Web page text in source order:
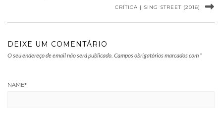
CRÍTICA | SING STREET (2016)
DEIXE UM COMENTÁRIO
O seu endereço de email não será publicado. Campos obrigatórios marcados com *
NAME*